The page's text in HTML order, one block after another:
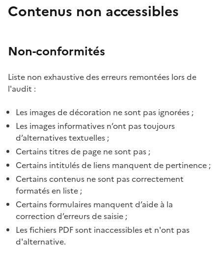
Contenus non accessibles
Non-conformités
Liste non exhaustive des erreurs remontées lors de
l'audit :
Les images de décoration ne sont pas ignorées ;
Les images informatives n’ont pas toujours
d’alternatives textuelles ;
Certains titres de page ne sont pas ;
Certains intitulés de liens manquent de pertinence ;
Certains contenus ne sont pas correctement
formatés en liste ;
Certains formulaires manquent d’aide à la
correction d’erreurs de saisie ;
Les fichiers PDF sont inaccessibles et n'ont pas
d'alternative.